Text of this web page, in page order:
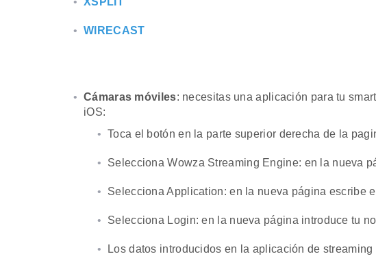
WIRECAST
Cámaras móviles: necesitas una aplicación para tu
iOS:
Toca el botón en la parte superior derecha de la
Selecciona Wowza Streaming Engine: en la nueva
Selecciona Application: en la nueva página escribe
Selecciona Login: en la nueva página introduce tu
Los datos introducidos en la aplicación de